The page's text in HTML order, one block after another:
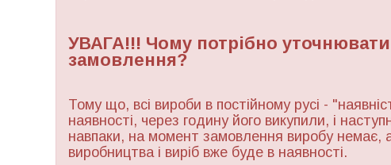
УВАГА!!! Чому потрібно
замовлення?
Тому що, всі вироби в постійному русі -
наявності, через годину його викупили, і
навпаки, на момент замовлення виробу немає,
виробництва і виріб вже буде в наявності.